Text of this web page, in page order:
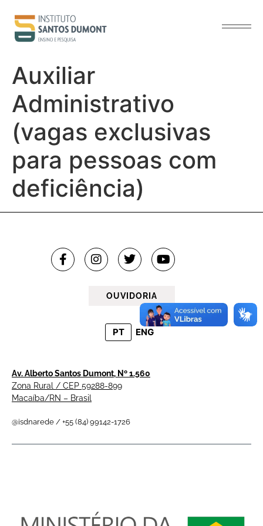
conteúdo
Auxiliar
Administrativo
(vagas exclusivas
para pessoas com
deficiência)
OUVIDORIA
PT ENG
Av. Alberto Santos Dumont, Nº 1.560
Zona Rural / CEP 59288-899
Macaíba/RN – Brasil
@isdnarede / +55 (84) 99142-1726